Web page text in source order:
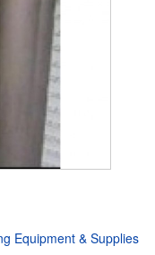
Equipment & Supplies